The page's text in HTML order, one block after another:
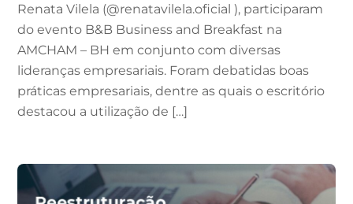
Renata Vilela (@renatavilela.oficial ), participaram
do evento B&B Business and Breakfast na
AMCHAM – BH em conjunto com diversas
lideranças empresariais. Foram debatidas boas
práticas empresariais, dentre as quais o escritório
destacou a utilização de […]